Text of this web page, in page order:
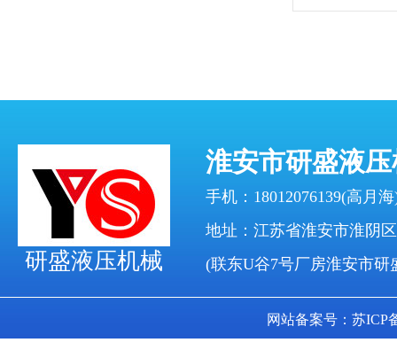
研盛液压机械
淮安市研盛液
手机：18012076139(高月
地址：江苏省淮安市淮阴
(联东U谷7号厂房淮安市研
网站备案号：苏ICP